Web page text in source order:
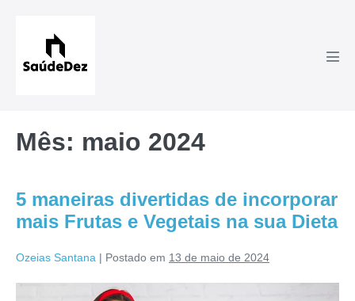
conteúdo
Mês: maio 2024
5 maneiras divertidas de incorporar
mais Frutas e Vegetais na sua Dieta
Ozeias Santana | Postado em 13 de maio de 2024